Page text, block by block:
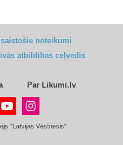
noteikumi
atbildības ceļvedis
Par Likumi.lv
"Latvijas Vēstnesis"